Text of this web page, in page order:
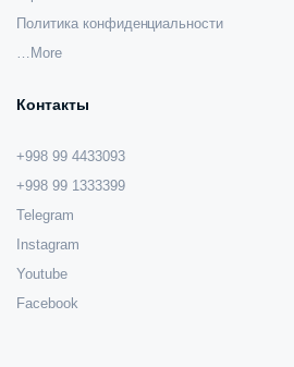
Политика конфиденциальности
…More
Контакты
+998 99 4433093
+998 99 1333399
Telegram
Instagram
Youtube
Facebook